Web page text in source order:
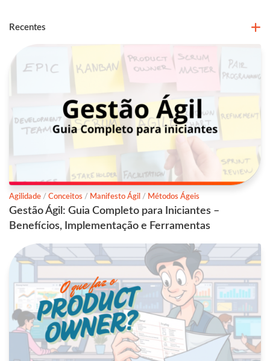
Recentes
Agilidade / Conceitos / Manifesto Ágil / Métodos Ágeis
Gestão Ágil: Guia Completo para Iniciantes –
Benefícios, Implementação e Ferramentas